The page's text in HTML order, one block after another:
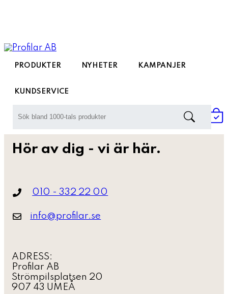
PRODUKTER NYHETER KAMPANJER
KUNDSERVICE
Hör av dig - vi är här.
010 - 332 22 00
info@profilar.se
ADRESS:
Profilar AB
Strömpilsplatsen 20
907 43 UMEÅ